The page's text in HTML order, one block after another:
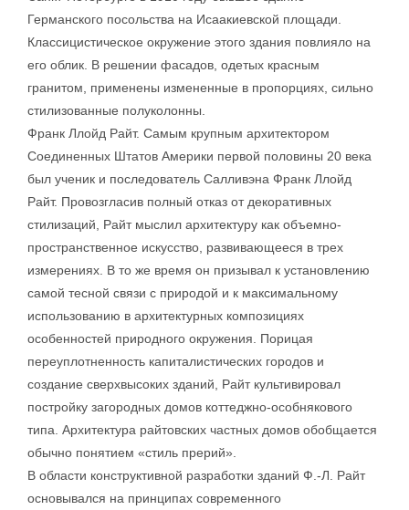
Германского посольства на Исаакиевской площади.
Классицистическое окружение этого здания повлияло на
его облик. В решении фасадов, одетых красным
гранитом, применены измененные в пропорциях, сильно
стилизованные полуколонны.
Франк Ллойд Райт. Самым крупным архитектором
Соединенных Штатов Америки первой половины 20 века
был ученик и последователь Салливэна Франк Ллойд
Райт. Провозгласив полный отказ от декоративных
стилизаций, Райт мыслил архитектуру как объемно-
пространственное искусство, развивающееся в трех
измерениях. В то же время он призывал к установлению
самой тесной связи с природой и к максимальному
использованию в архитектурных композициях
особенностей природного окружения. Порицая
переуплотненность капиталистических городов и
создание сверхвысоких зданий, Райт культивировал
постройку загородных домов коттеджно-особнякового
типа. Архитектура райтовских частных домов обобщается
обычно понятием «стиль прерий».
В области конструктивной разработки зданий Ф.-Л. Райт
основывался на принципах современного